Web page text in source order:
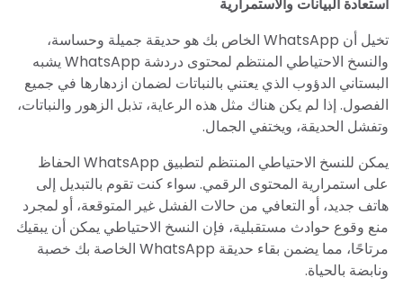
تخيل أن WhatsApp الخاص بك هو حديقة جميلة وحساسة،
والنسخ الاحتياطي المنتظم لمحتوى دردشة WhatsApp يشبه
البستاني الدؤوب الذي يعتني بالنباتات لضمان ازدهارها في جميع
الفصول. إذا لم يكن هناك مثل هذه الرعاية، تذبل الزهور والنباتات،
وتفشل الحديقة، ويختفي الجمال.
يمكن للنسخ الاحتياطي المنتظم لتطبيق WhatsApp الحفاظ
على استمرارية المحتوى الرقمي. سواء كنت تقوم بالتبديل إلى
هاتف جديد، أو التعافي من حالات الفشل غير المتوقعة، أو لمجرد
منع وقوع حوادث مستقبلية، فإن النسخ الاحتياطي يمكن أن يبقيك
مرتاحًا، مما يضمن بقاء حديقة WhatsApp الخاصة بك خصبة
ونابضة بالحياة.